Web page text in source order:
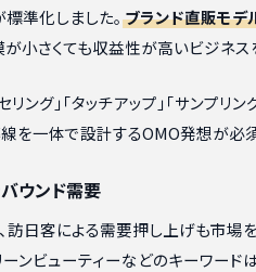
準化しました。 ブランド直販モデ
が小さくても収益性が高いビジネス
ング」「タッチアップ」「サンプリン
を一体で設計するOMO発想が必
ウンド需要
日客による需要押し上げも市場
ーンビューティーなどのキーワード